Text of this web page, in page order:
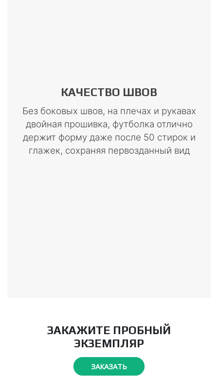
КАЧЕСТВО ШВОВ
Без боковых швов, на плечах и рукавах
двойная прошивка, футболка отлично
держит форму даже после 50 стирок и
глажек, сохраняя первозданный вид
ЗАКАЖИТЕ ПРОБНЫЙ
ЭКЗЕМПЛЯР
ЗАКАЗАТЬ